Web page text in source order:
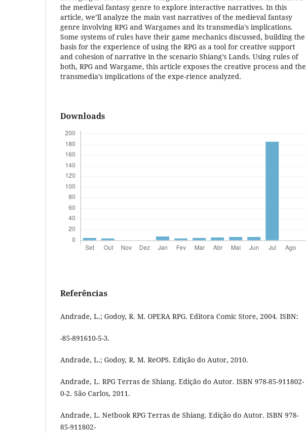
the medieval fantasy genre to explore interactive narratives. In this
article, we’ll analyze the main vast narratives of the medieval fantasy
genre involving RPG and Wargames and its transmedia’s implications.
Some systems of rules have their game mechanics discussed, building the
basis for the experience of using the RPG as a tool for creative support
and cohesion of narrative in the scenario Shiang’s Lands. Using rules of
both, RPG and Wargame, this article exposes the creative process and the
transmedia’s implications of the expe-rience analyzed.
Downloads
Referências
Andrade, L.; Godoy, R. M. OPERA RPG. Editora Comic Store, 2004. ISBN:
-85-891610-5-3.
Andrade, L.; Godoy, R. M. ReOPS. Edição do Autor, 2010.
Andrade, L. RPG Terras de Shiang. Edição do Autor. ISBN 978-85-911802-
0-2. São Carlos, 2011.
Andrade, L. Netbook RPG Terras de Shiang. Edição do Autor. ISBN 978-
85-911802-